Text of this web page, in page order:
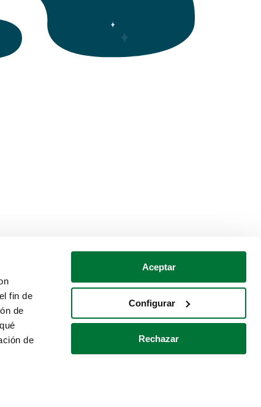
fin de
de
de
Aceptar
Configurar
Rechazar